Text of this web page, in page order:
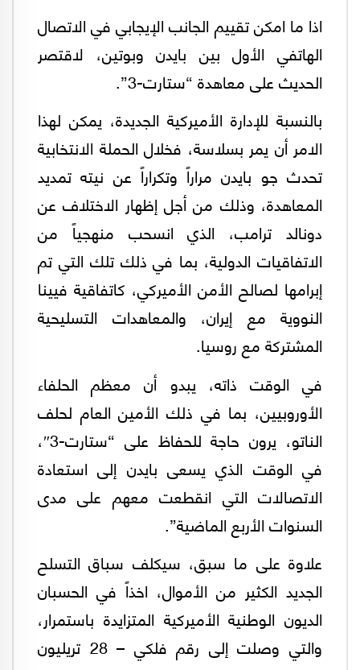
اذا ما امكن تقييم الجانب الإيجابي في الاتصال
الهاتفي الأول بين بايدن وبوتين، لاقتصر
الحديث على معاهدة “ستارت-3”.
بالنسبة للإدارة الأميركية الجديدة، يمكن لهذا
الامر أن يمر بسلاسة، فخلال الحملة الانتخابية
تحدث جو بايدن مراراً وتكراراً عن نيته تمديد
المعاهدة، وذلك من أجل إظهار الاختلاف عن
دونالد ترامب، الذي انسحب منهجياً من
الاتفاقيات الدولية، بما في ذلك تلك التي تم
إبرامها لصالح الأمن الأميركي، كاتفاقية فيينا
النووية مع إيران، والمعاهدات التسليحية
المشتركة مع روسيا.
في الوقت ذاته، يبدو أن معظم الحلفاء
الأوروبيين، بما في ذلك الأمين العام لحلف
الناتو، يرون حاجة للحفاظ على “ستارت-3″،
في الوقت الذي يسعى بايدن إلى استعادة
الاتصالات التي انقطعت معهم على مدى
السنوات الأربع الماضية”.
علاوة على ما سبق، سيكلف سباق التسلح
الجديد الكثير من الأموال، اخذاً في الحسبان
الديون الوطنية الأميركية المتزايدة باستمرار،
والتي وصلت إلى رقم فلكي – 28 تريليون